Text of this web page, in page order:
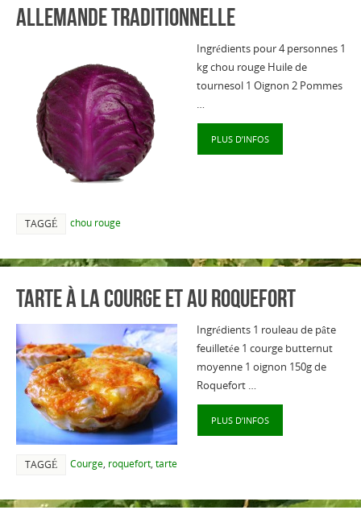
allemande traditionnelle
Ingrédients pour 4 personnes 1
kg chou rouge Huile de
tournesol 1 Oignon 2 Pommes
…
PLUS D’INFOS
TAGGÉ chou rouge
Tarte à la courge et au roquefort
Ingrédients 1 rouleau de pâte
feuilletée 1 courge butternut
moyenne 1 oignon 150g de
Roquefort …
PLUS D’INFOS
TAGGÉ Courge, roquefort, tarte